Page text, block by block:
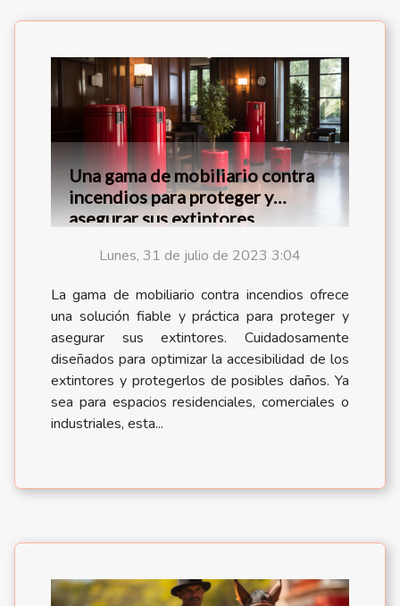
Una gama de mobiliario contra
incendios para proteger y
asegurar sus extintores
Lunes, 31 de julio de 2023 3:04
La gama de mobiliario contra incendios ofrece
una solución fiable y práctica para proteger y
asegurar sus extintores. Cuidadosamente
diseñados para optimizar la accesibilidad de los
extintores y protegerlos de posibles daños. Ya
sea para espacios residenciales, comerciales o
industriales, esta...